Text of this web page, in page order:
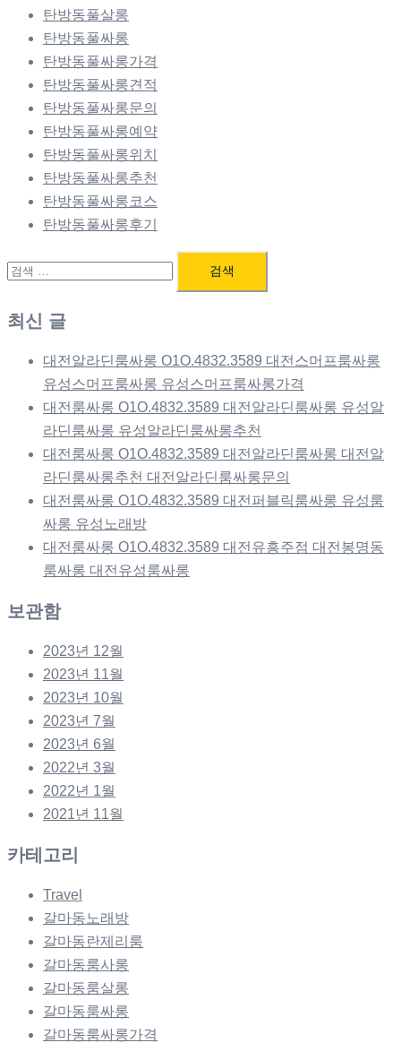
탄방동풀살롱
탄방동풀싸롱
탄방동풀싸롱가격
탄방동풀싸롱견적
탄방동풀싸롱문의
탄방동풀싸롱예약
탄방동풀싸롱위치
탄방동풀싸롱추천
탄방동풀싸롱코스
탄방동풀싸롱후기
검
색:
최신 글
대전알라딘룸싸롱 O1O.4832.3589 대전스머프룸싸롱
유성스머프룸싸롱 유성스머프룸싸롱가격
대전룸싸롱 O1O.4832.3589 대전알라딘룸싸롱 유성알
라딘룸싸롱 유성알라딘룸싸롱추천
대전룸싸롱 O1O.4832.3589 대전알라딘룸싸롱 대전알
라딘룸싸롱추천 대전알라딘룸싸롱문의
대전룸싸롱 O1O.4832.3589 대전퍼블릭룸싸롱 유성룸
싸롱 유성노래방
대전룸싸롱 O1O.4832.3589 대전유흥주점 대전봉명동
룸싸롱 대전유성룸싸롱
보관함
2023년 12월
2023년 11월
2023년 10월
2023년 7월
2023년 6월
2022년 3월
2022년 1월
2021년 11월
카테고리
Travel
갈마동노래방
갈마동란제리룸
갈마동룸사롱
갈마동룸살롱
갈마동룸싸롱
갈마동룸싸롱가격